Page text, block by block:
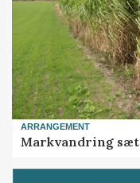
ARRANGEMENT
Markvandring